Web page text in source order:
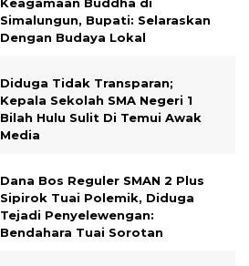
Simalungun, Bupati: Selaraskan
Dengan Budaya Lokal
Diduga Tidak Transparan;
Kepala Sekolah SMA Negeri 1
Bilah Hulu Sulit Di Temui Awak
Media
Dana Bos Reguler SMAN 2 Plus
Sipirok Tuai Polemik, Diduga
Tejadi Penyelewengan:
Bendahara Tuai Sorotan